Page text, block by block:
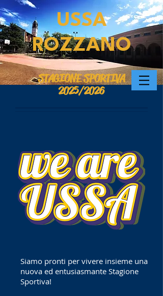
USSA
ROZZANO
STAGIONE SPORTIVA
2025/2026
Siamo pronti per vivere insieme una
nuova ed entusiasmante Stagione
Sportiva!